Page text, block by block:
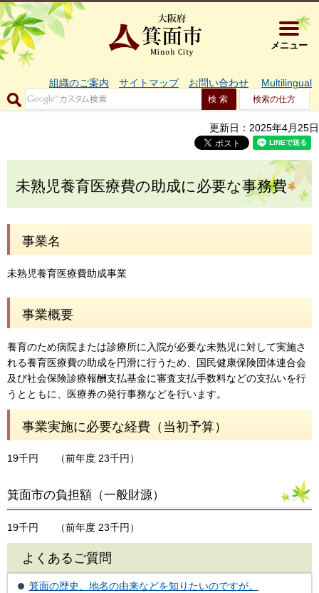
大阪府箕
メニュー
組織のご案内 サイトマップ お問い合わせ Multilingual
検索の仕方
更新日：2025年4月25日
未熟児養育医療費の助成に必要な事務費
事業名
未熟児養育医療費助成事業
事業概要
養育のため病院または診療所に入院が必要な未熟児に対して実施さ
れる養育医療費の助成を円滑に行うため、国民健康保険団体連合会
及び社会保険診療報酬支払基金に審査支払手数料などの支払いを行
うとともに、医療券の発行事務などを行います。
事業実施に必要な経費（当初予算）
19千円 （前年度 23千円）
箕面市の負担額（一般財源）
19千円 （前年度 23千円）
よくあるご質問
箕面の歴史、地名の由来などを知りたいのですが。